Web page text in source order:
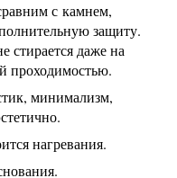
с камнем,
защиту.
стирается даже на
проходимостью.
минимализм,
нагревания.